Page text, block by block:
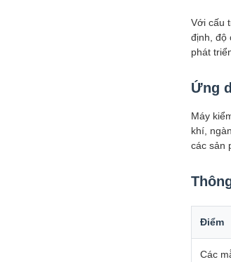
Với cấu
định, độ
phát
Ứng
Máy
khí,
các sản
Điểm
Các